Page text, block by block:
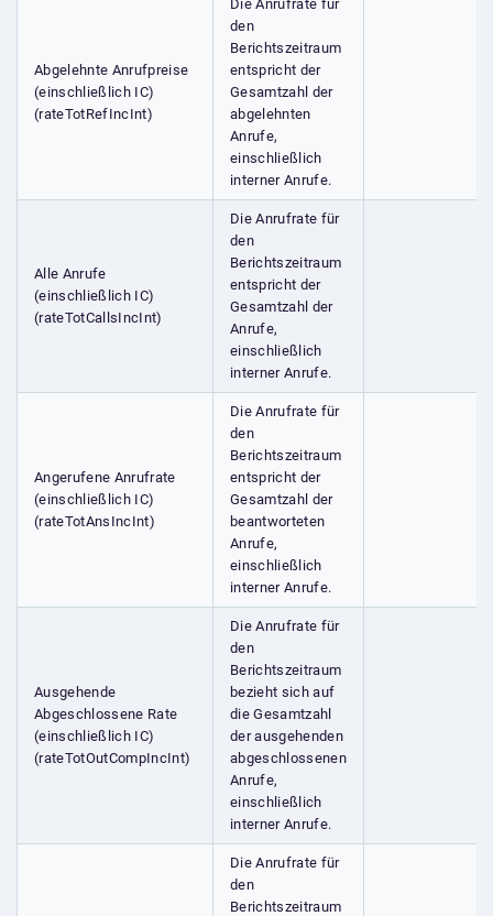
Abgelehnte Anrufpreise
(einschließlich IC)
(rateTotRefIncInt)
Die Anrufrate für
den
Berichtszeitraum
entspricht der
Gesamtzahl der
abgelehnten
Anrufe,
einschließlich
interner Anrufe.
Alle Anrufe
(einschließlich IC)
(rateTotCallsIncInt)
Die Anrufrate für
den
Berichtszeitraum
entspricht der
Gesamtzahl der
Anrufe,
einschließlich
interner Anrufe.
Angerufene Anrufrate
(einschließlich IC)
(rateTotAnsIncInt)
Die Anrufrate für
den
Berichtszeitraum
entspricht der
Gesamtzahl der
beantworteten
Anrufe,
einschließlich
interner Anrufe.
Ausgehende
Abgeschlossene Rate
(einschließlich IC)
(rateTotOutCompIncInt)
Die Anrufrate für
den
Berichtszeitraum
bezieht sich auf
die Gesamtzahl
der ausgehenden
abgeschlossenen
Anrufe,
einschließlich
interner Anrufe.
Die Anrufrate für
den
Berichtszeitraum